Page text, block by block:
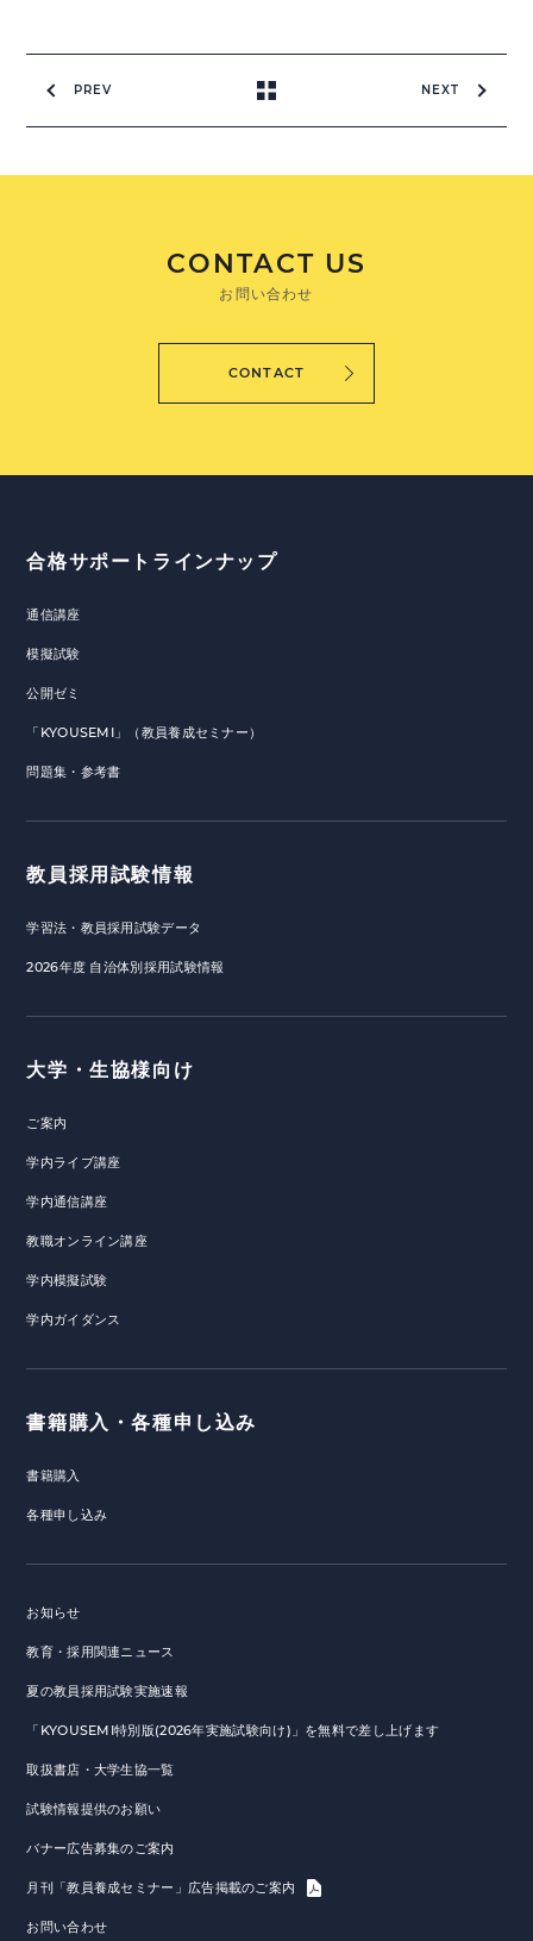
PREV NEXT
CONTACT US
お問い合わせ
CONTACT
合格サポートラインナップ
通信講座
模擬試験
公開ゼミ
「KYOUSEMI」（教員養成セミナー）
問題集・参考書
教員採用試験情報
学習法・教員採用試験データ
2026年度 自治体別採用試験情報
大学・生協様向け
ご案内
学内ライブ講座
学内通信講座
教職オンライン講座
学内模擬試験
学内ガイダンス
書籍購入・各種申し込み
書籍購入
各種申し込み
お知らせ
教育・採用関連ニュース
夏の教員採用試験実施速報
「KYOUSEMI特別版(2026年実施試験向け)」を無料で差し上げます
取扱書店・大学生協一覧
試験情報提供のお願い
バナー広告募集のご案内
月刊「教員養成セミナー」広告掲載のご案内
お問い合わせ